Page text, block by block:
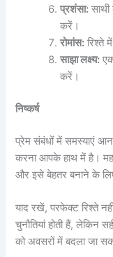
प्रशंसा:
करें।
रोमांस: रिश्ते
साझा लक्ष्य:
करें।
निष्कर्ष
प्रेम संबंधों में समस्याएं
करना आपके हाथ में है।
और इसे बेहतर बनाने के
याद रखें, परफेक्ट रिश्ते
चुनौतियां होती हैं, लेकिन
को अवसरों में बदला जा